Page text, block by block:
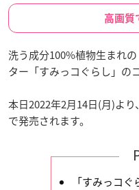
高画質
洗う成分100%植物生まれ
ター「すみっコぐらし」の
本日2022年2月14日(月)よ
で発売されます。
「すみっコ